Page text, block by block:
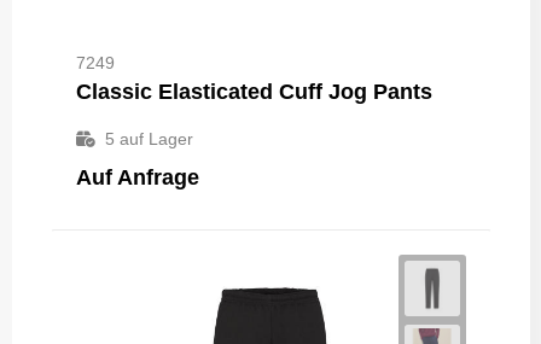
7249
Classic Elasticated Cuff Jog Pants
5 auf Lager
Auf Anfrage